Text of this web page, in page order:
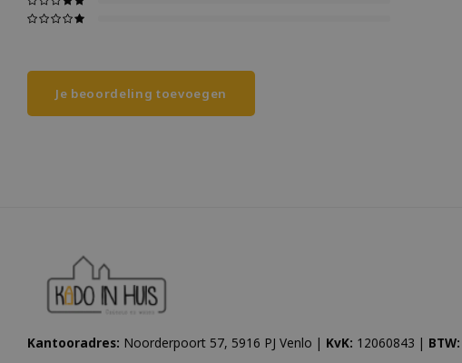
Je beoordeling toevoegen
Kantooradres: Noorderpoort 57, 5916 PJ Venlo | KvK: 12060843 | BTW: